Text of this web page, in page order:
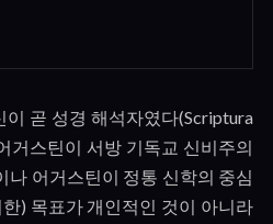
이 곧 성경 해석자였다(Scriptura
거스틴이 서방 기독교 신비주의
나 어거스틴이 정통 신학의 중심
한) 목표가 개인적인 것이 아니라